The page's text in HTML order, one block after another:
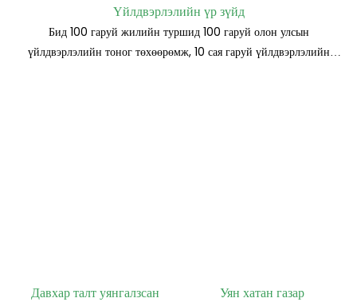
Үйлдвэрлэлийн үр зүйд
Бид 100 гаруй жилийн туршид 100 гаруй олон улсын
үйлдвэрлэлийн тоног төхөөрөмж, 10 сая гаруй үйлдвэрлэлийн
Давхар талт уянгалзсан
Уян хатан газар